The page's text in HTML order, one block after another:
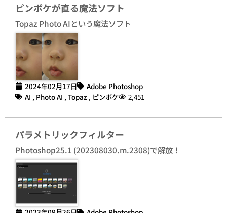
ピンボケが直る魔法ソフト
Topaz Photo AIという魔法ソフト
2024年02月17日
Adobe Photoshop
AI , Photo AI , Topaz , ピンボケ 2,451
パラメトリックフィルター
Photoshop25.1 (202308030.m.2308)で解放！